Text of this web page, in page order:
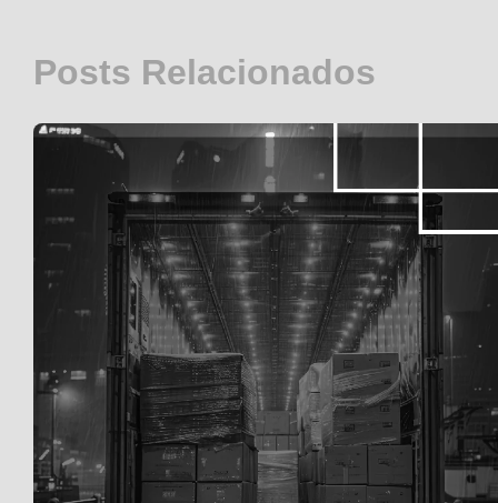
Posts Relacionados